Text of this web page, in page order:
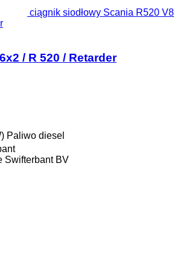
ciągnik siodłowy Scania R520 V8
/ R 520 / Retarder
Paliwo diesel
Swifterbant BV